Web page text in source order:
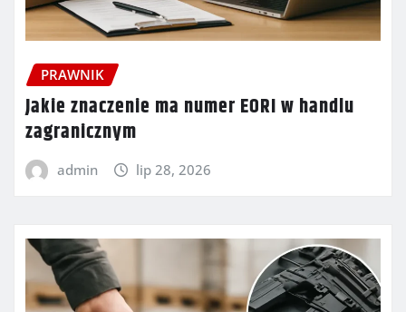
PRAWNIK
Jakie znaczenie ma numer EORI w handlu
zagranicznym
admin lip 28, 2026